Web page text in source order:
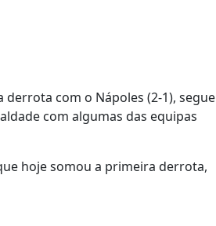
com o Nápoles (2-1), segue
com algumas das equipas
hoje somou a primeira derrota,